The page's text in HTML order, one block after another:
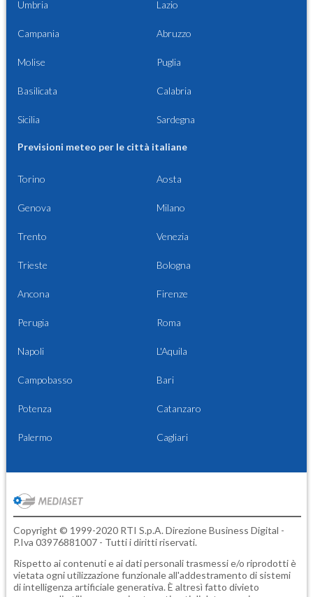
Umbria Lazio
Campania Abruzzo
Molise Puglia
Basilicata Calabria
Sicilia Sardegna
Previsioni meteo per le città italiane
Torino Aosta
Genova Milano
Trento Venezia
Trieste Bologna
Ancona Firenze
Perugia Roma
Napoli L'Aquila
Campobasso Bari
Potenza Catanzaro
Palermo Cagliari
Copyright © 1999-2020 RTI S.p.A. Direzione Business Digital -
P.Iva 03976881007 - Tutti i diritti riservati.
Rispetto ai contenuti e ai dati personali trasmessi e/o riprodotti è
vietata ogni utilizzazione funzionale all'addestramento di sistemi
di intelligenza artificiale generativa. È altresì fatto divieto